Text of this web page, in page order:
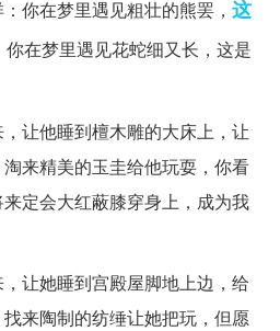
你在梦里遇见粗壮的熊罢， 这
在梦里遇见花蛇细又长，这是
让他睡到檀木雕的大床上，让
来精美的玉圭给他玩耍，你看
定会大红蔽膝穿身上，成为我
让她睡到宫殿屋脚地上边，给
来陶制的纺缍让她把玩，但愿